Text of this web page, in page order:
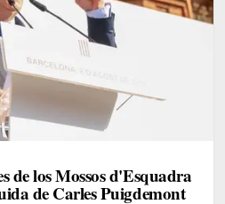
de los Mossos d'Esquadra
de Carles Puigdemont